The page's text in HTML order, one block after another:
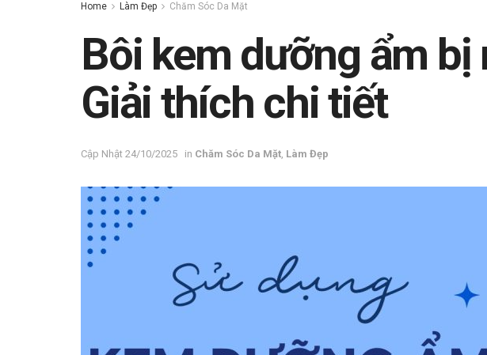
Home Làm Đẹp Chăm Sóc Da Mặt
Bôi kem dưỡng ẩm
Giải thích chi tiết
24/10/2025 in Chăm Sóc Da Mặt Làm Đẹp